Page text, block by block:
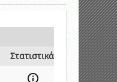
Στατιστικά